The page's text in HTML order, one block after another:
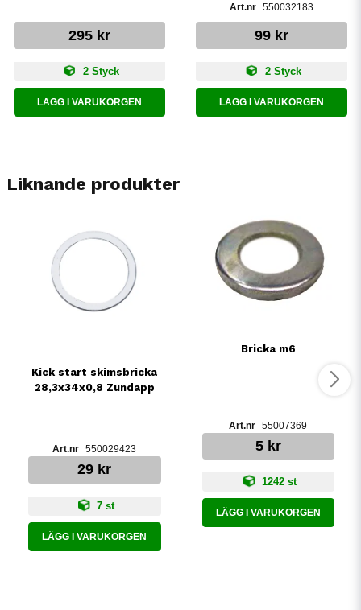
295 kr
2 Styck
LÄGG I VARUKORGEN
550032183
99 kr
2 Styck
LÄGG I VARUKORGEN
Liknande produkter
Kick start skimsbricka
28,3x34x0,8 Zundapp
550029423
29 kr
7 st
LÄGG I VARUKORGEN
Bricka m6
55007369
5 kr
1242 st
LÄGG I VARUKORGEN